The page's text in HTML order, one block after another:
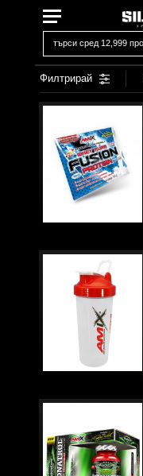
Филтрирай